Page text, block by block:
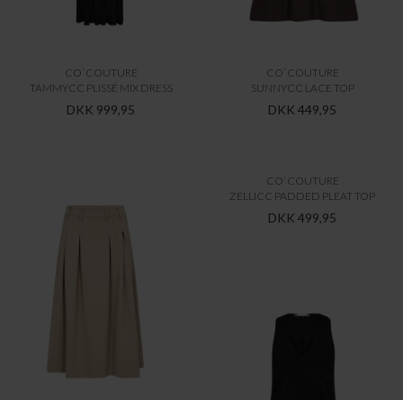
CO`COUTURE
TAMMYCC PLISSÉ MIX DRESS
DKK 999,95
CO`COUTURE
SUNNYCC LACE TOP
DKK 449,95